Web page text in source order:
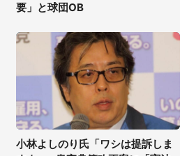
要」と球団OB
小林よしのり氏「ワシは提訴しま